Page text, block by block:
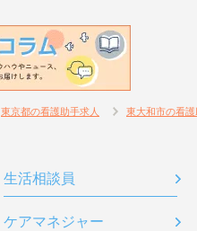
東京都の看護助手求人 東大和市の看
生活相談員
ケアマネジャー